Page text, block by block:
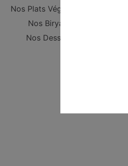
Nos Plats Végétariens
Nos Biryanis
Nos Desserts